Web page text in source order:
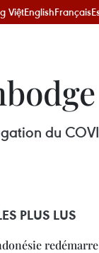
ViệtEnglishFrançais
du
PLUS LUS